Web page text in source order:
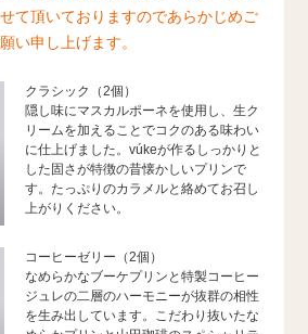
て頂いておりますのであらかじめご
い申し上げます。
クラシック（2個）
隠し味にマスカルポーネを使用し、生ク
リームを加えることでコクのある味わい
に仕上げました。vúkeが作るしっかりと
した固さが特徴の昔懐かしいプリンで
す。たっぷりのカラメルと絡めてお召し
上がりください。
コーヒーゼリー（2個）
なめらかなブーケプリンと特製コーヒー
ジュレの二層のハーモニーが抜群の相性
を生み出しています。こだわり抜いたな